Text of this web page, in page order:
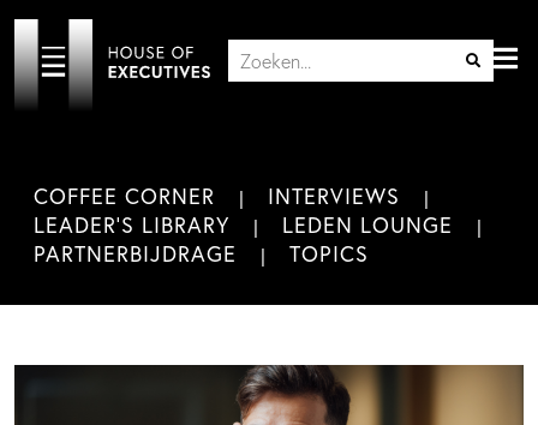
COFFEE CORNER
INTERVIEWS
LEADER'S LIBRARY
LEDEN LOUNGE
PARTNERBIJDRAGE
TOPICS